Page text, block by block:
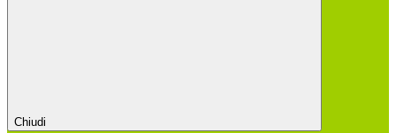
Chiudi